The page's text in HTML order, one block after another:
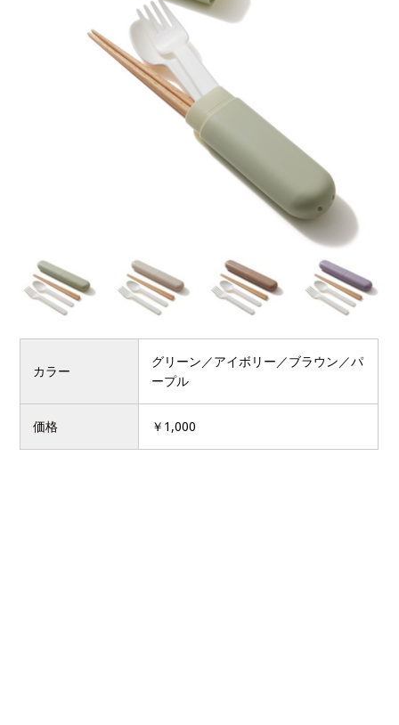
カラー
グリーン／アイボリー／ブラウン／パ
ープル
価格 ￥1,000